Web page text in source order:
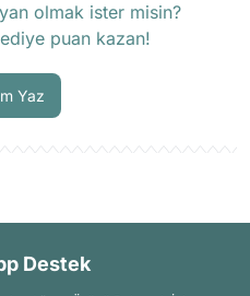
olmak ister misin?
puan kazan!
Yaz
Destek